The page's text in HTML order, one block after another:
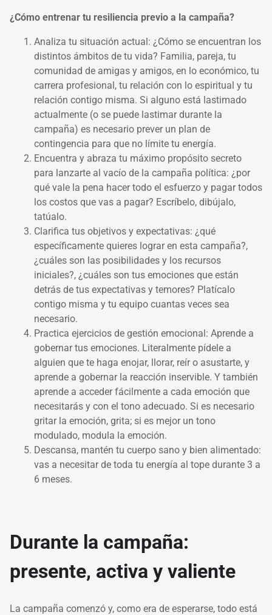
¿Cómo entrenar tu resiliencia previo a la campaña?
Analiza tu situación actual: ¿Cómo se encuentran los
distintos ámbitos de tu vida? Familia, pareja, tu
comunidad de amigas y amigos, en lo económico, tu
carrera profesional, tu relación con lo espiritual y tu
relación contigo misma. Si alguno está lastimado
actualmente (o se puede lastimar durante la
campaña) es necesario prever un plan de
contingencia para que no límite tu energía.
Encuentra y abraza tu máximo propósito secreto
para lanzarte al vacío de la campaña política: ¿por
qué vale la pena hacer todo el esfuerzo y pagar todos
los costos que vas a pagar? Escríbelo, dibújalo,
tatúalo.
Clarifica tus objetivos y expectativas: ¿qué
específicamente quieres lograr en esta campaña?,
¿cuáles son las posibilidades y los recursos
iniciales?, ¿cuáles son tus emociones que están
detrás de tus expectativas y temores? Platícalo
contigo misma y tu equipo cuantas veces sea
necesario.
Practica ejercicios de gestión emocional: Aprende a
gobernar tus emociones. Literalmente pídele a
alguien que te haga enojar, llorar, reír o asustarte, y
aprende a gobernar la reacción inservible. Y también
aprende a acceder fácilmente a cada emoción que
necesitarás y con el tono adecuado. Si es necesario
gritar la emoción, grita; si es mejor un tono
modulado, modula la emoción.
Descansa, mantén tu cuerpo sano y bien alimentado:
vas a necesitar de toda tu energía al tope durante 3 a
6 meses.
Durante la campaña:
presente, activa y valiente
La campaña comenzó y, como era de esperarse, todo está